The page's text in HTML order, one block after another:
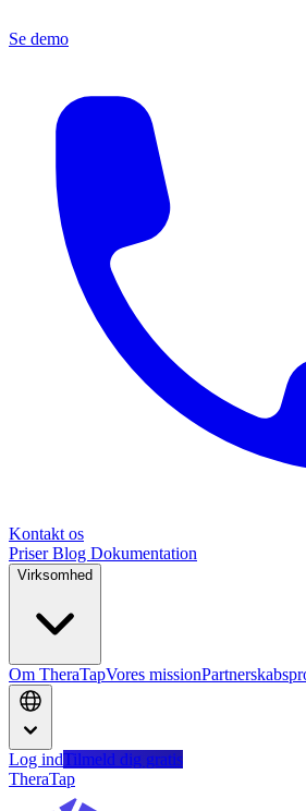
Se demo
Kontakt os
PriserBlog Dokumentation
Virksomhed
Om TheraTapVores mission
Log indTilmeld dig gratis
TheraTap